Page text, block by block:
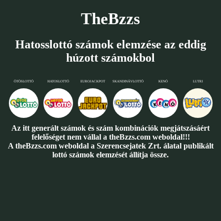
TheBzzs
Hatosslottó számok elemzése az eddig
húzott számokbol
ÖTÖSLOTTÓ HATOSLOTTÓ EUROJACKPOT SKANDINÁVLOTTÓ KENÓ LUTRI
Az itt generált számok és szám kombinációk megjátszásáért
felelőséget nem vállal a theBzzs.com weboldal!!!
A theBzzs.com weboldal a Szerencsejatek Zrt. álatal publikált
lottó számok elemzését állítja össze.